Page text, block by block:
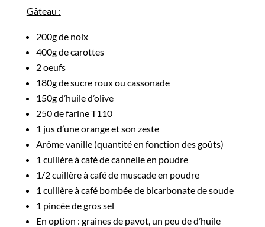
Gâteau :
200g de noix
400g de carottes
2 oeufs
180g de sucre roux ou cassonade
150g d’huile d’olive
250 de farine T110
1 jus d’une orange et son zeste
Arôme vanille (quantité en fonction des goûts)
1 cuillère à café de cannelle en poudre
1/2 cuillère à café de muscade en poudre
1 cuillère à café bombée de bicarbonate de soude
1 pincée de gros sel
En option : graines de pavot, un peu de d’huile